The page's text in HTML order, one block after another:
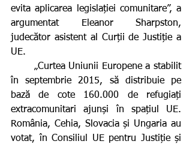
evita aplicarea legislației comunitare”, a
argumentat Eleanor Sharpston,
judecător asistent al Curții de Justiție a
UE.
în septembrie 2015, să distribuie pe
bază de cote 160.000 de refugiați
extracomunitari ajunși în spațiul UE.
România, Cehia, Slovacia și Ungaria au
votat, în Consiliul UE pentru Justiție și